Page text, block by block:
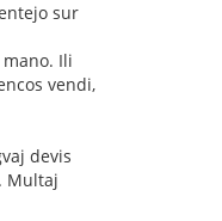
sur
Ili
vendi,
devis
Multaj